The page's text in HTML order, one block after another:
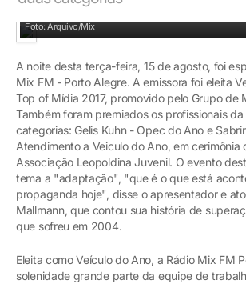
Foto: Arquivo/Mix
A noite desta terça-feira, 15 de agosto, foi
Mix FM - Porto Alegre. A emissora foi eleita
Top of Mídia 2017, promovido pelo Grupo de
Também foram premiados os profissionais
categorias: Gelis Kuhn - Opec do Ano e
Atendimento a Veiculo do Ano, em cerimônia
Associação Leopoldina Juvenil. O evento
tema a "adaptação", "que é o que está
propaganda hoje", disse o apresentador e
Mallmann, que contou sua história de
que sofreu em 2004.
Eleita como Veículo do Ano, a Rádio Mix FM
solenidade grande parte da equipe de